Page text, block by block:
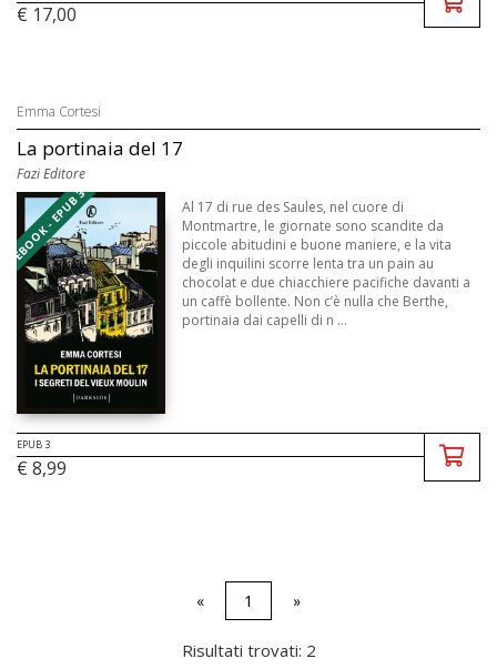
€ 17,00
Emma Cortesi
La portinaia del 17
Fazi Editore
EBOOK - EPUB 3
Al 17 di rue des Saules, nel cuore di
Montmartre, le giornate sono scandite da
piccole abitudini e buone maniere, e la vita
degli inquilini scorre lenta tra un pain au
chocolat e due chiacchiere pacifiche davanti a
un caffè bollente. Non c’è nulla che Berthe,
portinaia dai capelli di n ...
EPUB 3
€ 8,99
« 1 »
Risultati trovati: 2